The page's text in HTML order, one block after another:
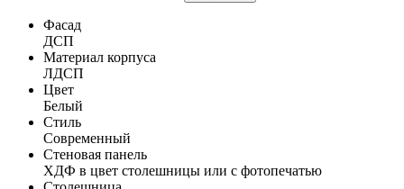
Фасад
ДСП
Материал корпуса
ЛДСП
Цвет
Белый
Стиль
Современный
Стеновая панель
ХДФ в цвет столешницы или с фотопечатью